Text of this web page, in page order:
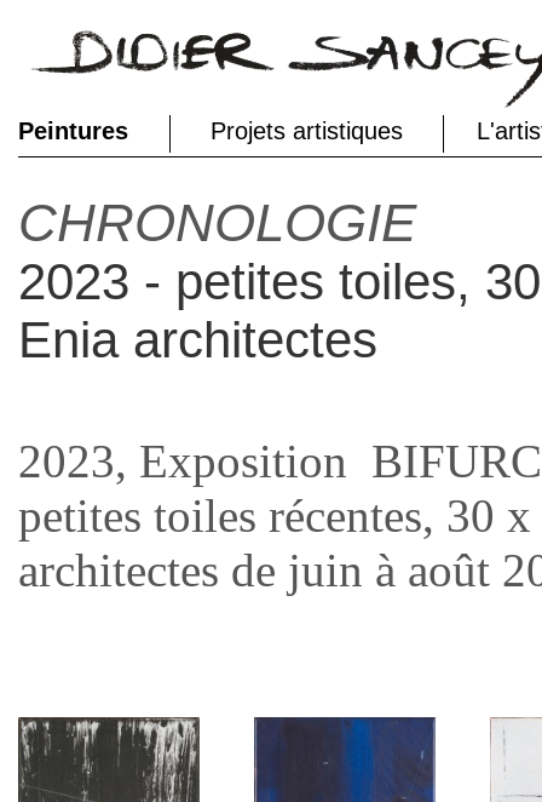
Peintures Projets artistiques
CHRONOLOGIE
2023 - petites toiles,
Enia architectes
2023, Exposition
petites toiles récentes, 30
architectes de juin à août